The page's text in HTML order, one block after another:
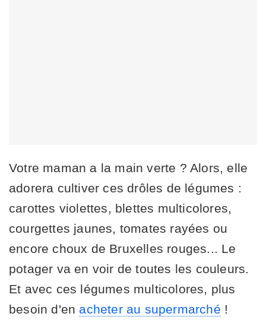
Votre maman a la main verte ? Alors, elle
adorera cultiver ces drôles de légumes :
carottes violettes, blettes multicolores,
courgettes jaunes, tomates rayées ou
encore choux de Bruxelles rouges... Le
potager va en voir de toutes les couleurs.
Et avec ces légumes multicolores, plus
besoin d'en acheter au supermarché !